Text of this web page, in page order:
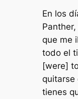
En los
que me
todo el
[were]
quitarse
tienes